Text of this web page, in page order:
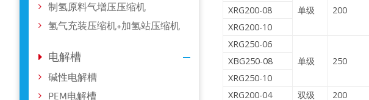
单级
200
XRG200-08
XRG200-10
XRG250-06
单级
250
XBG250-08
XRG250-10
XRG200-04
双级 200
制氢原料气增压压缩机
氢气充装压缩机+加氢站压缩机
电解槽
碱性电解槽
PEM电解槽